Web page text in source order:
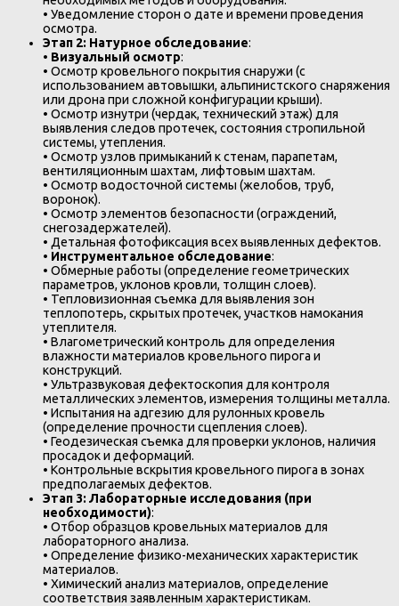
• Уведомление сторон о дате и времени проведения
осмотра.
Этап 2: Натурное обследование:
• Визуальный осмотр:
• Осмотр кровельного покрытия снаружи (с
использованием автовышки, альпинистского снаряжения
или дрона при сложной конфигурации крыши).
• Осмотр изнутри (чердак, технический этаж) для
выявления следов протечек, состояния стропильной
системы, утепления.
• Осмотр узлов примыканий к стенам, парапетам,
вентиляционным шахтам, лифтовым шахтам.
• Осмотр водосточной системы (желобов, труб,
воронок).
• Осмотр элементов безопасности (ограждений,
снегозадержателей).
• Детальная фотофиксация всех выявленных дефектов.
• Инструментальное обследование:
• Обмерные работы (определение геометрических
параметров, уклонов кровли, толщин слоев).
• Тепловизионная съемка для выявления зон
теплопотерь, скрытых протечек, участков намокания
утеплителя.
• Влагометрический контроль для определения
влажности материалов кровельного пирога и
конструкций.
• Ультразвуковая дефектоскопия для контроля
металлических элементов, измерения толщины металла.
• Испытания на адгезию для рулонных кровель
(определение прочности сцепления слоев).
• Геодезическая съемка для проверки уклонов, наличия
просадок и деформаций.
• Контрольные вскрытия кровельного пирога в зонах
предполагаемых дефектов.
Этап 3: Лабораторные исследования (при
необходимости):
• Отбор образцов кровельных материалов для
лабораторного анализа.
• Определение физико-механических характеристик
материалов.
• Химический анализ материалов, определение
соответствия заявленным характеристикам.